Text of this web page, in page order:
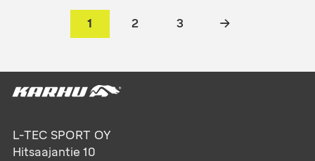
1 2 3 →
L-TEC SPORT OY
Hitsaajantie 10